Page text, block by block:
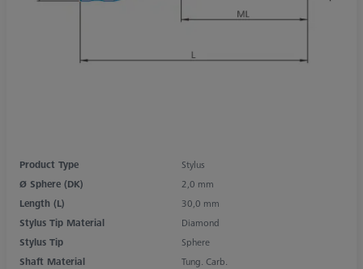
Product Type
Stylus
Ø Sphere (DK)
2,0 mm
Length (L)
30,0 mm
Stylus Tip Material
Diamond
Stylus Tip
Sphere
Shaft Material
Tung. Carb.